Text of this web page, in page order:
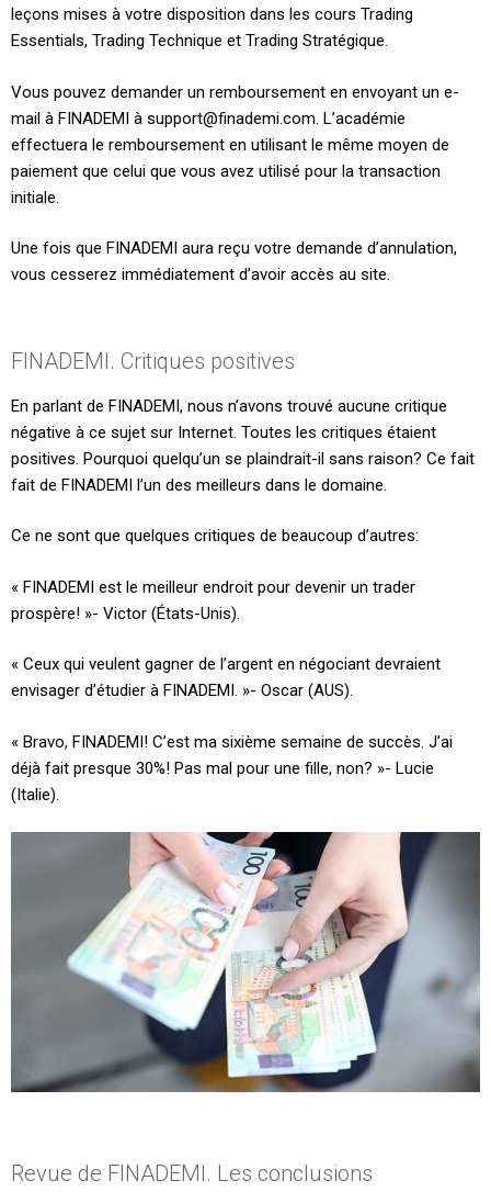
leçons mises à votre disposition dans les cours Trading
Essentials, Trading Technique et Trading Stratégique.
Vous pouvez demander un remboursement en envoyant un e-
mail à FINADEMI à support@finademi.com. L’académie
effectuera le remboursement en utilisant le même moyen de
paiement que celui que vous avez utilisé pour la transaction
initiale.
Une fois que FINADEMI aura reçu votre demande d’annulation,
vous cesserez immédiatement d’avoir accès au site.
FINADEMI. Critiques positives
En parlant de FINADEMI, nous n’avons trouvé aucune critique
négative à ce sujet sur Internet. Toutes les critiques étaient
positives. Pourquoi quelqu’un se plaindrait-il sans raison? Ce fait
fait de FINADEMI l’un des meilleurs dans le domaine.
Ce ne sont que quelques critiques de beaucoup d’autres:
« FINADEMI est le meilleur endroit pour devenir un trader
prospère! »- Victor (États-Unis).
« Ceux qui veulent gagner de l’argent en négociant devraient
envisager d’étudier à FINADEMI. »- Oscar (AUS).
« Bravo, FINADEMI! C’est ma sixième semaine de succès. J’ai
déjà fait presque 30%! Pas mal pour une fille, non? »- Lucie
(Italie).
Revue de FINADEMI. Les conclusions